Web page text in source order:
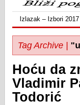
Izlazak – Izbori 2017
Tag Archive |
Hoću da
Vladimir
Todorić